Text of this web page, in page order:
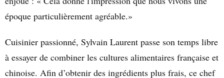
époque particulièrement agréable.»
Cuisinier passionné, Sylvain Laurent passe son temps libre
à essayer de combiner les cultures alimentaires française et
chinoise. Afin d’obtenir des ingrédients plus frais, ce chef